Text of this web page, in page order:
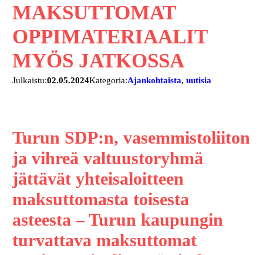
MAKSUTTOMAT
OPPIMATERIAALIT
MYÖS JATKOSSA
Julkaistu:02.05.2024Kategoria:Ajankohtaista, uutisia
Turun SDP:n, vasemmistoliiton
ja vihreä valtuustoryhmä
jättävät yhteisaloitteen
maksuttomasta toisesta
asteesta – Turun kaupungin
turvattava maksuttomat